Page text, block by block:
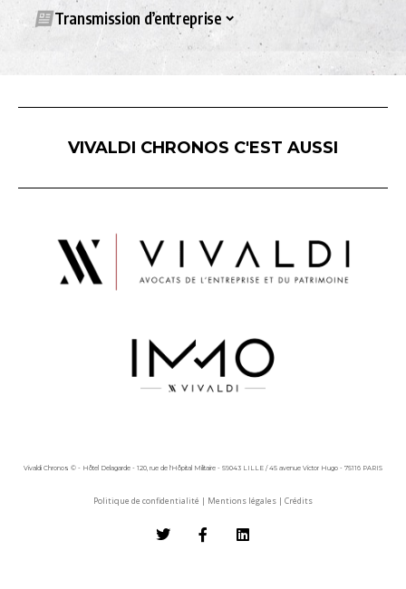
Transmission d’entreprise
VIVALDI CHRONOS C'EST AUSSI
Vivaldi Chronos © - Hôtel Delagarde - 120, rue de l'Hôpital Militaire - 59043 LILLE / 45 avenue Victor Hugo - 75116 PARIS
Politique de confidentialité | Mentions légales | Crédits